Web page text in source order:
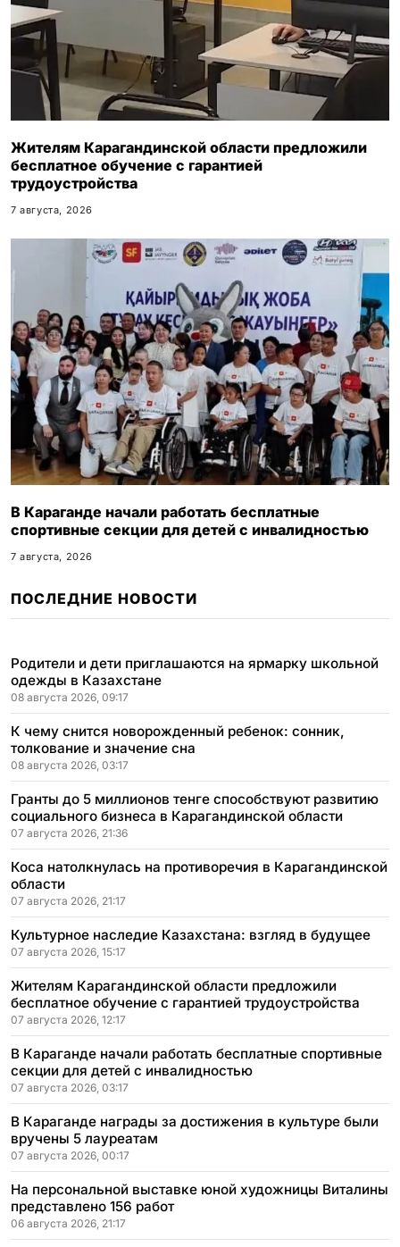
Жителям Карагандинской области предложили
бесплатное обучение с гарантией
трудоустройства
7 августа, 2026
В Караганде начали работать бесплатные
спортивные секции для детей с инвалидностью
7 августа, 2026
ПОСЛЕДНИЕ НОВОСТИ
Родители и дети приглашаются на ярмарку школьной
одежды в Казахстане
08 августа 2026, 09:17
К чему снится новорожденный ребенок: сонник,
толкование и значение сна
08 августа 2026, 03:17
Гранты до 5 миллионов тенге способствуют развитию
социального бизнеса в Карагандинской области
07 августа 2026, 21:36
Коса натолкнулась на противоречия в Карагандинской
области
07 августа 2026, 21:17
Культурное наследие Казахстана: взгляд в будущее
07 августа 2026, 15:17
Жителям Карагандинской области предложили
бесплатное обучение с гарантией трудоустройства
07 августа 2026, 12:17
В Караганде начали работать бесплатные спортивные
секции для детей с инвалидностью
07 августа 2026, 03:17
В Караганде награды за достижения в культуре были
вручены 5 лауреатам
07 августа 2026, 00:17
На персональной выставке юной художницы Виталины
представлено 156 работ
06 августа 2026, 21:17